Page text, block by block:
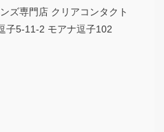
ズ専門店 クリアコンタクト
子5-11-2 モアナ逗子102